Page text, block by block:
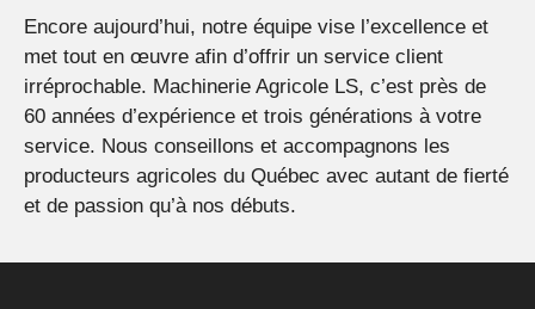
Encore aujourd’hui, notre équipe vise l’excellence et
met tout en œuvre afin d’offrir un service client
irréprochable. Machinerie Agricole LS, c’est près de
60 années d’expérience et trois générations à votre
service. Nous conseillons et accompagnons les
producteurs agricoles du Québec avec autant de fierté
et de passion qu’à nos débuts.